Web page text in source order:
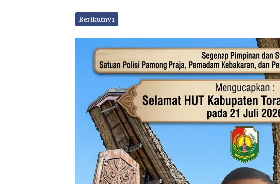
Berikutnya